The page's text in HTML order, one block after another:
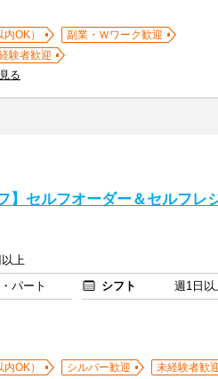
OK）
副業・Ｗワーク歓迎
験者歓迎
る
】セルフオーダー＆セルフ
上
パート シフト
週1日
OK） シルバー歓迎
未経験者歓